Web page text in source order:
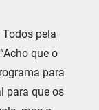
pela
que o
para
para que os